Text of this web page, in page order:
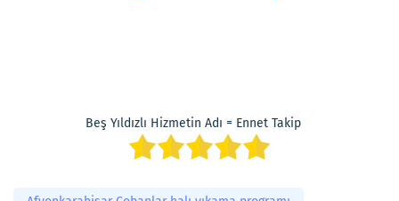
Beş Yıldızlı Hizmetin Adı = Ennet Takip